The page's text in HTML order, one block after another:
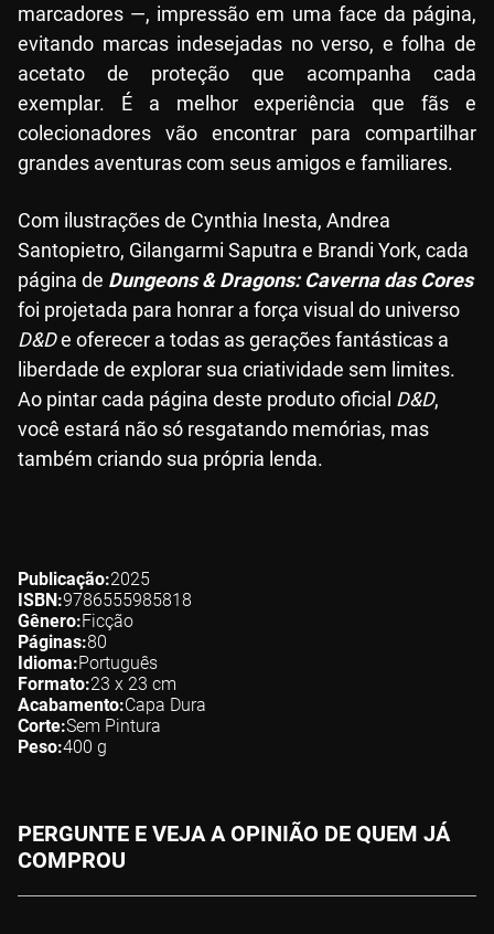
marcadores —, impressão em uma face da página,
evitando marcas indesejadas no verso, e folha de
acetato de proteção que acompanha cada
exemplar. É a melhor experiência que fãs e
colecionadores vão encontrar para compartilhar
grandes aventuras com seus amigos e familiares.
Com ilustrações de Cynthia Inesta, Andrea
Santopietro, Gilangarmi Saputra e Brandi York, cada
página de Dungeons & Dragons: Caverna das Cores
foi projetada para honrar a força visual do universo
D&De oferecer a todas as gerações fantásticas a
liberdade de explorar sua criatividade sem limites.
Ao pintar cada página deste produto oficial D&D,
você estará não só resgatando memórias, mas
também criando sua própria lenda.
Publicação 2025
ISBN 9786555985818
Gênero Ficção
Páginas 80
Idioma Português
Formato 23 x 23 cm
Acabamento Capa Dura
Corte Sem Pintura
Peso 400 g
PERGUNTE E VEJA A OPINIÃO DE QUEM JÁ
COMPROU